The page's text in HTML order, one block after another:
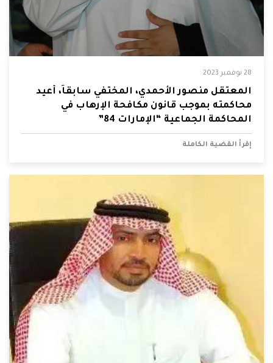
28 نوفمبر 2023
المعتقل منصور الأحمدي، المختفي سابقاً، أعيد
محاكمته بموجب قانون مكافحة الإرهاب في
المحاكمة الجماعية “الإمارات 84”
إقرأ القضية الكاملة